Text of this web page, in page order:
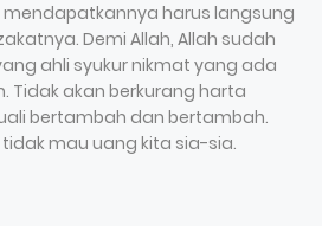
harus langsung
Demi Allah, Allah sudah
ahli syukur nikmat yang ada
Tidak akan berkurang harta
bertambah dan bertambah.
mau uang kita sia-sia.